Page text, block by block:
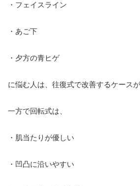
・フェイスライン
・あご下
・夕方の青ヒゲ
に悩む人は、往復式で改善するケースが
一方で回転式は、
・肌当たりが優しい
・凹凸に沿いやすい